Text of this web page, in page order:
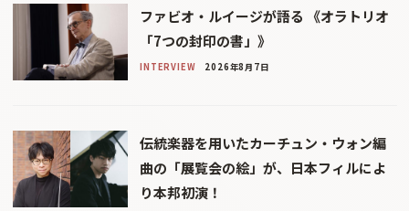
ファビオ・ルイージが語る 《オラトリオ
「7つの封印の書」》
INTERVIEW 2026年8月7日
伝統楽器を用いたカーチュン・ウォン編
曲の「展覧会の絵」が、日本フィルによ
り本邦初演！